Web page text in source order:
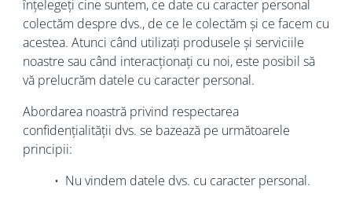
înțelegeți cine suntem, ce date cu caracter personal
colectăm despre dvs., de ce le colectăm și ce facem cu
acestea. Atunci când utilizați produsele și serviciile
noastre sau când interacționați cu noi, este posibil să
vă prelucrăm datele cu caracter personal.
Abordarea noastră privind respectarea
confidențialității dvs. se bazează pe următoarele
principii:
• Nu vindem datele dvs. cu caracter personal.